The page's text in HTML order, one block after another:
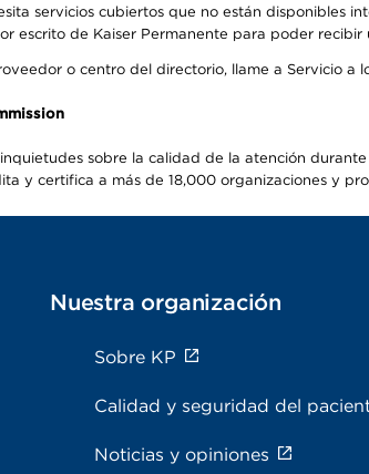
servicios cubiertos que no están
escrito de Kaiser Permanente para poder
o centro del directorio, llame a Servicio a
sobre la calidad de la atención
y certifica a más de 18,000 organizaciones y
Nuestra organización
Sobre KP
Calidad y seguridad del
Noticias y opiniones